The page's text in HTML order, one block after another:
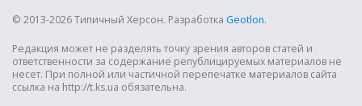
© 2013-2026 Типичный Херсон. Разработка Geotlon.
Редакция может не разделять точку зрения авторов статей и
ответственности за содержание републицируемых материалов не
несет. При полной или частичной перепечатке материалов сайта
ссылка на http://t.ks.ua обязательна.